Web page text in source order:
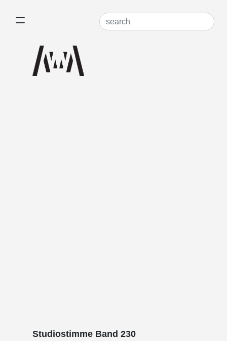
Studiostimme Band 230